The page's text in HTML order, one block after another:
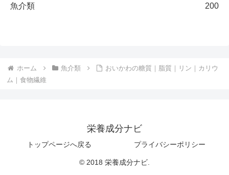
魚介類 200
ホーム 魚介類
おいかわの糖質｜脂質｜リン｜カリウ
ム｜食物繊維
栄養成分ナビ
トップページへ戻る プライバシーポリシー
© 2018 栄養成分ナビ.